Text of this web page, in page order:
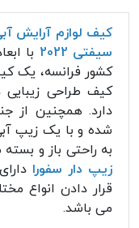
کیف لوازم آرایش
سیفتی 2022
کشور فرانسه، یک
کیف طراحی
دارد. همچنین از
شده و با یک زیپ
به راحتی باز و
زیپ دار سفورا
قرار دادن انواع
می باشد.